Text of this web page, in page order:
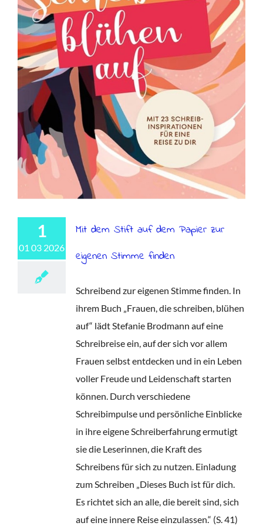
1
01 03 2026
Mit dem Stift auf dem Papier zur
eigenen Stimme finden
Schreibend zur eigenen Stimme finden. In
ihrem Buch „Frauen, die schreiben, blühen
auf“ lädt Stefanie Brodmann auf eine
Schreibreise ein, auf der sich vor allem
Frauen selbst entdecken und in ein Leben
voller Freude und Leidenschaft starten
können. Durch verschiedene
Schreibimpulse und persönliche Einblicke
in ihre eigene Schreiberfahrung ermutigt
sie die Leserinnen, die Kraft des
Schreibens für sich zu nutzen. Einladung
zum Schreiben „Dieses Buch ist für dich.
Es richtet sich an alle, die bereit sind, sich
auf eine innere Reise einzulassen.“ (S. 41)